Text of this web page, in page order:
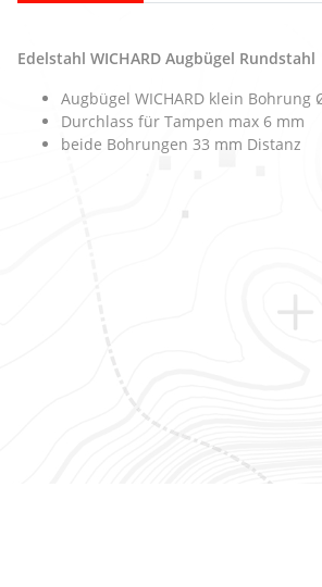
Edelstahl WICHARD Augbügel Rundstahl
Augbügel WICHARD klein Bohrung
Durchlass für Tampen max 6 mm
beide Bohrungen 33 mm Distanz